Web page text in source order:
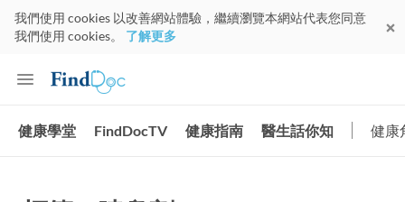
我們使用 cookies 以改善網站體驗，繼續瀏覽本網站代表您同意
我們使用 cookies。 了解更多
健康學堂 FindDocTV 健康指南 醫生話你知 健康